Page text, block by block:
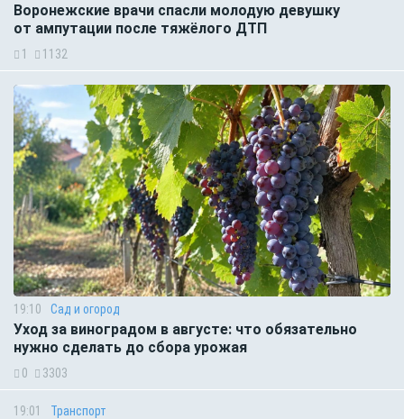
Воронежские врачи спасли молодую девушку
от ампутации после тяжёлого ДТП
1 1132
19:10 Сад и огород
Уход за виноградом в августе: что обязательно
нужно сделать до сбора урожая
0 3303
19:01 Транспорт